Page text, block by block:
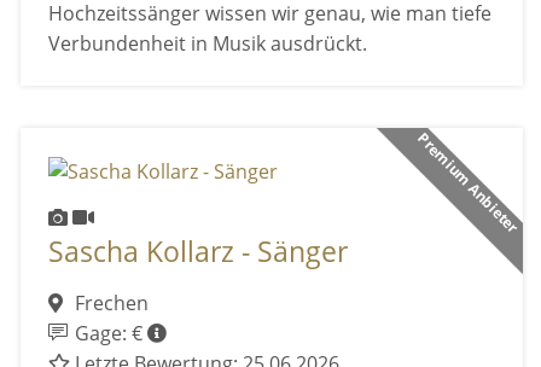
Hochzeitssänger wissen wir genau, wie man tiefe
Verbundenheit in Musik ausdrückt.
Premium Anbieter
Sascha Kollarz - Sänger
Frechen
Gage: €